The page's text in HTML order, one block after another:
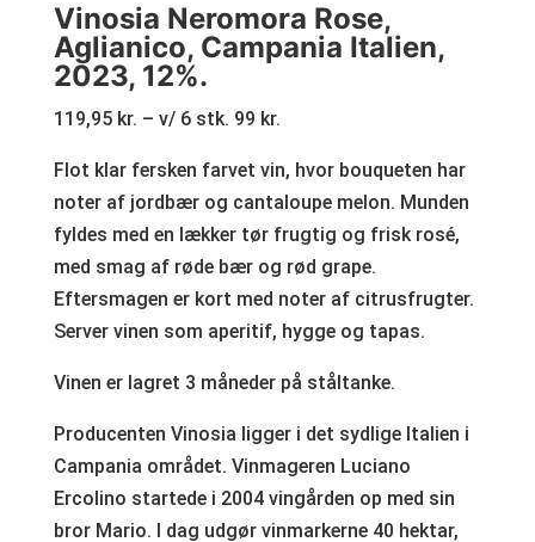
Vinosia Neromora Rose,
Aglianico, Campania Italien,
2023, 12%.
119,95 kr. – v/ 6 stk. 99 kr.
Flot klar fersken farvet vin, hvor bouqueten har
noter af jordbær og cantaloupe melon. Munden
fyldes med en lækker tør frugtig og frisk rosé,
med smag af røde bær og rød grape.
Eftersmagen er kort med noter af citrusfrugter.
Server vinen som aperitif, hygge og tapas.
Vinen er lagret 3 måneder på ståltanke.
Producenten Vinosia ligger i det sydlige Italien i
Campania området. Vinmageren Luciano
Ercolino startede i 2004 vingården op med sin
bror Mario. I dag udgør vinmarkerne 40 hektar,